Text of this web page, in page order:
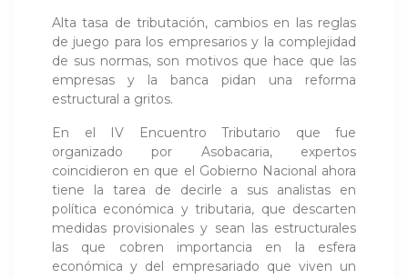
Alta tasa de tributación, cambios en las reglas
de juego para los empresarios y la complejidad
de sus normas, son motivos que hace que las
empresas y la banca pidan una reforma
estructural a gritos.
En el IV Encuentro Tributario que fue
organizado por Asobacaria, expertos
coincidieron en que el Gobierno Nacional ahora
tiene la tarea de decirle a sus analistas en
política económica y tributaria, que descarten
medidas provisionales y sean las estructurales
las que cobren importancia en la esfera
económica y del empresariado que viven un